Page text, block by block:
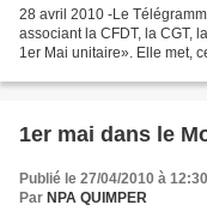
28 avril 2010 -Le
associant la CFDT, la CGT,
1er Mai unitaire». Elle met,
1er mai dans le
Publié le 27/04/2010 à 12:30
Par NPA QUIMPER